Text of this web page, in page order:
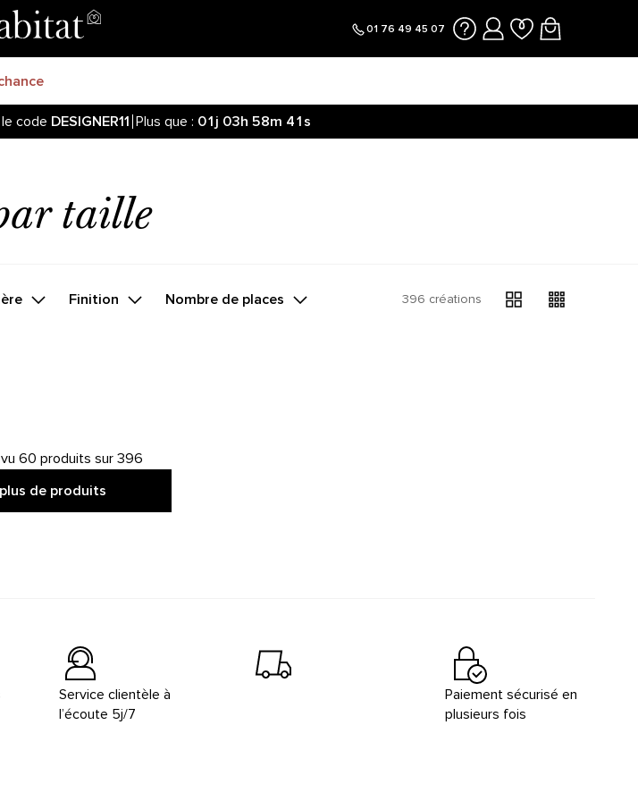
01 76 49 45 07
code DESIGNER11 Plus que : 01j 03h 58m 41s
taille
Finition Nombre de places 396 créations
60 produits sur 396
de produits
Service clientèle à
l’écoute 5j/7
Paiement sécurisé en
plusieurs fois